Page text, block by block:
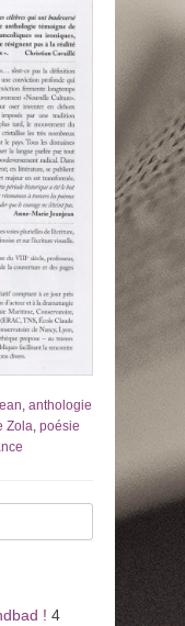
, anthologie
Zola, poésie
! 4